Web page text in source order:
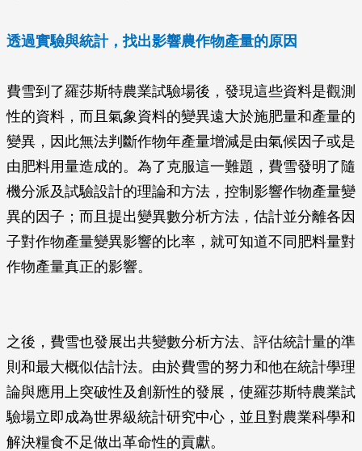
透過實驗與統計，找出影響農作物產量的原因
費雪到了羅莎斯特農業試驗場後，發現這些資料是觀測
性的資料，而且氣象資料的變異遠大於施肥量和產量的
變異，因此無法判斷作物年產量增減是由氣候因子或是
由肥料用量造成的。為了克服這一難題，費雪發明了隨
機分派及試驗設計的理論和方法，控制影響作物產量變
異的因子；而且提出變異數分析方法，估計並分離各因
子對作物產量變異影響的比率，就可知道不同肥料量對
作物產量真正的影響。
之後，費雪也發展出共變數分析方法、評估統計量的準
則和最大概似估計法。由於費雪的努力和他在統計學理
論與應用上突破性及創新性的發展，使羅莎斯特農業試
驗場立即成為世界級統計研究中心，並且對農業科學和
解決糧食不足做出革命性的貢獻。